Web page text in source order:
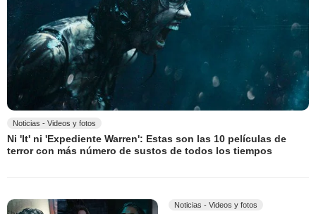
Noticias - Videos y fotos
Ni 'It' ni 'Expediente Warren': Estas son las 10 películas de
terror con más número de sustos de todos los tiempos
Noticias - Videos y fotos